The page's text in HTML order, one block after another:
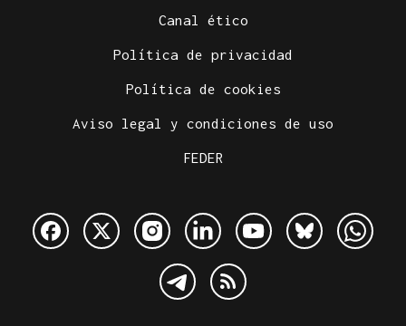
Canal ético
Política de privacidad
Política de cookies
Aviso legal y condiciones de uso
FEDER